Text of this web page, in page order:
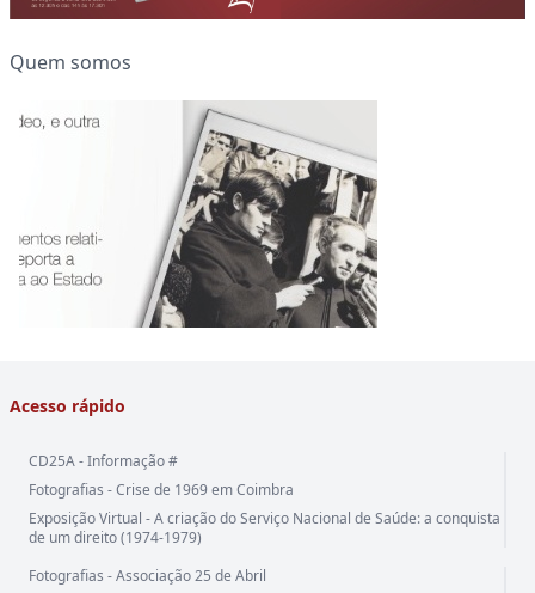
Quem somos
Acesso rápido
CD25A - Informação #
Fotografias - Crise de 1969 em Coimbra
Exposição Virtual - A criação do Serviço Nacional de Saúde: a conquista
de um direito (1974-1979)
Fotografias - Associação 25 de Abril